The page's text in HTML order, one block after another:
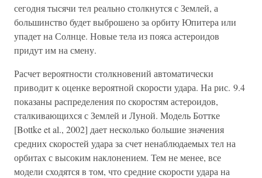
сегодня тысячи тел реально столкнутся с Землей, а
большинство будет выброшено за орбиту Юпитера или
упадет на Солнце. Новые тела из пояса астероидов
придут им на смену.
Расчет вероятности столкновений автоматически
приводит к оценке вероятной скорости удара. На рис. 9.4
показаны распределения по скоростям астероидов,
сталкивающихся с Землей и Луной. Модель Боттке
[Bottke et al., 2002] дает несколько большие значения
средних скоростей удара за счет ненаблюдаемых тел на
орбитах с высоким наклонением. Тем не менее, все
модели сходятся в том, что средние скорости удара на